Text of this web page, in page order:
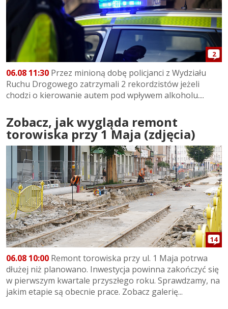
2
06.08 11:30 Przez minioną dobę policjanci z Wydziału
Ruchu Drogowego zatrzymali 2 rekordzistów jeżeli
chodzi o kierowanie autem pod wpływem alkoholu....
Zobacz, jak wygląda remont
torowiska przy 1 Maja (zdjęcia)
14
06.08 10:00 Remont torowiska przy ul. 1 Maja potrwa
dłużej niż planowano. Inwestycja powinna zakończyć się
w pierwszym kwartale przyszłego roku. Sprawdzamy, na
jakim etapie są obecnie prace. Zobacz galerię...